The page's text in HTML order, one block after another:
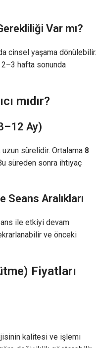
Var mı?
cinsel yaşama dönülebilir.
hafta sonunda
mıdır?
Ay)
sürelidir. Ortalama 8
süreden sonra ihtiyaç
Aralıkları
ile etkiyi devam
ve önceki
Fiyatları
kalitesi ve işlemi